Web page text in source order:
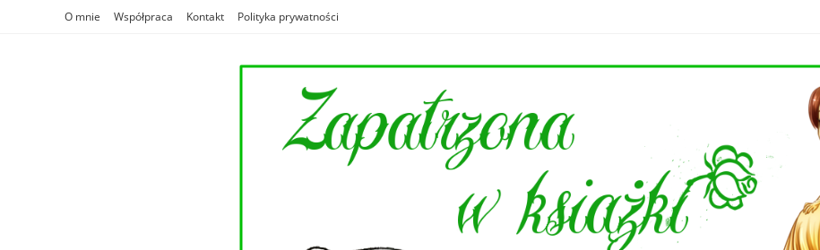
O mnie Współpraca Kontakt Polityka prywatności